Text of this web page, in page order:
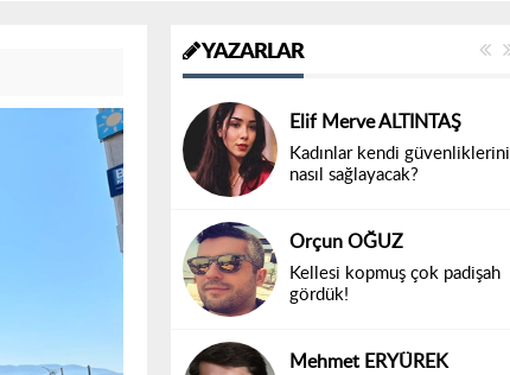
YAZARLAR
Elif Merve ALTINTAŞ
Kadınlar kendi güvenliklerini
nasıl sağlayacak?
Orçun OĞUZ
Kellesi kopmuş çok padişah
gördük!
Mehmet ERYÜREK